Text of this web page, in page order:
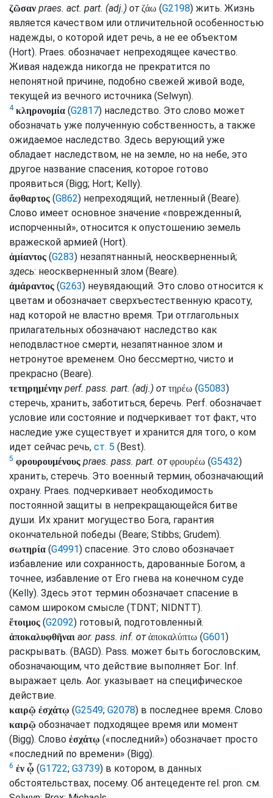
ζῶσαν praes. act. part. (adj.) от ζάω (G2198) жить. Жизнь
является качеством или отличительной особенностью
надежды, о которой идет речь, а не ее объектом
(Hort). Praes. обозначает непреходящее качество.
Живая надежда никогда не прекратится по
непонятной причине, подобно свежей живой воде,
текущей из вечного источника (Selwyn).
4 κληρονομία (G2817) наследство. Это слово может
обозначать уже полученную собственность, а также
ожидаемое наследство. Здесь верующий уже
обладает наследством, не на земле, но на небе, это
другое название спасения, которое готово
проявиться (Bigg; Hort; Kelly).
ἄφθαρτος (G862) непреходящий, нетленный (Beare).
Слово имеет основное значение «поврежденный,
испорченный», относится к опустошению земель
вражеской армией (Hort).
ἀμίαντος (G283) незапятнанный, неоскверненный;
здесь: неоскверненный злом (Beare).
ἀμάραντος (G263) неувядающий. Это слово относится к
цветам и обозначает сверхъестественную красоту,
над которой не властно время. Три отглагольных
прилагательных обозначают наследство как
неподвластное смерти, незапятнанное злом и
нетронутое временем. Оно бессмертно, чисто и
прекрасно (Beare).
τετηρημένην perf. pass. part. (adj.) от τηρέω (G5083)
стеречь, хранить, заботиться, беречь. Perf. обозначает
условие или состояние и подчеркивает тот факт, что
наследие уже существует и хранится для того, о ком
идет сейчас речь, ст. 5 (Best).
5 φρουρουμένους praes. pass. part. от φρουρέω (G5432)
хранить, стеречь. Это военный термин, обозначающий
охрану. Praes. подчеркивает необходимость
постоянной защиты в непрекращающейся битве
души. Их хранит могущество Бога, гарантия
окончательной победы (Beare; Stibbs; Grudem).
σωτηρία (G4991) спасение. Это слово обозначает
избавление или сохранность, дарованные Богом, а
точнее, избавление от Его гнева на конечном суде
(Kelly). Здесь этот термин обозначает спасение в
самом широком смысле (TDNT; NIDNTT).
ἕτοιμος (G2092) готовый, подготовленный.
ἀποκαλυφθῆναι aor. pass. inf. от ἀποκαλύπτω (G601)
раскрывать. (BAGD). Pass. может быть богословским,
обозначающим, что действие выполняет Бог. Inf.
выражает цель. Aor. указывает на специфическое
действие.
καιρῷ ἐσχάτῳ (G2549; G2078) в последнее время. Слово
καιρῷ обозначает подходящее время или момент
(Bigg). Слово ἐσχάτῳ («последний») обозначает просто
«последний по времени» (Bigg).
6 ἐν ᾧ (G1722; G3739) в котором, в данных
обстоятельствах, посему. Об антецеденте rel. pron. см.